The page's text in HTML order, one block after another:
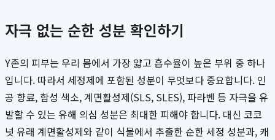
자극 없는 순한 성분 확인하기
Y존의 피부는 우리 몸에서 가장 얇고 흡수율이 높은 부위 중 하나
입니다. 따라서 세정제에 포함된 성분이 무엇보다 중요합니다. 인
공 향료, 합성 색소, 계면활성제(SLS, SLES), 파라벤 등 자극을 유
발할 수 있는 유해 의심 성분은 최대한 피해야 합니다. 대신 코코
넛 유래 계면활성제와 같이 식물에서 추출한 순한 세정 성분과, 캐